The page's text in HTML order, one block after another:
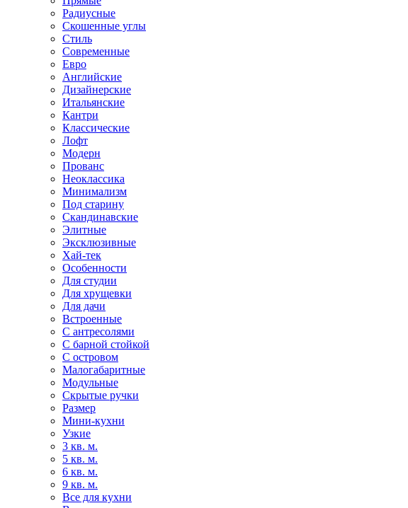
Радиусные
Скошенные углы
Стиль
Современные
Евро
Английские
Дизайнерские
Итальянские
Кантри
Классические
Лофт
Модерн
Прованс
Неоклассика
Минимализм
Под старину
Скандинавские
Элитные
Эксклюзивные
Хай-тек
Особенности
Для студии
Для хрущевки
Для дачи
Встроенные
С антресолями
С барной стойкой
С островом
Малогабаритные
Модульные
Скрытые ручки
Размер
Мини-кухни
Узкие
3 кв. м.
5 кв. м.
6 кв. м.
9 кв. м.
Все для кухни